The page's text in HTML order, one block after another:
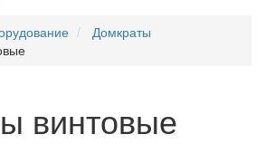
Домкраты
винтовые